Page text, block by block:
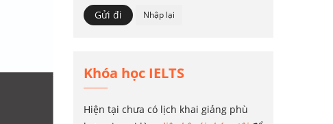
Khóa học IELTS
Hiện tại chưa có lịch khai giảng phù